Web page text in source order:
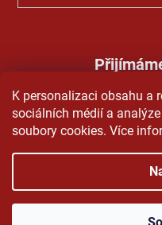
K personalizaci obsahu a
sociálních médií a
soubory cookies. Více
Vytvořil
Copyright 2026Pivo